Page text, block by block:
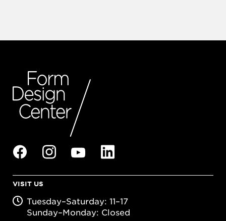
VISIT US
Tuesday–Saturday: 11–17
Sunday–Monday: Closed